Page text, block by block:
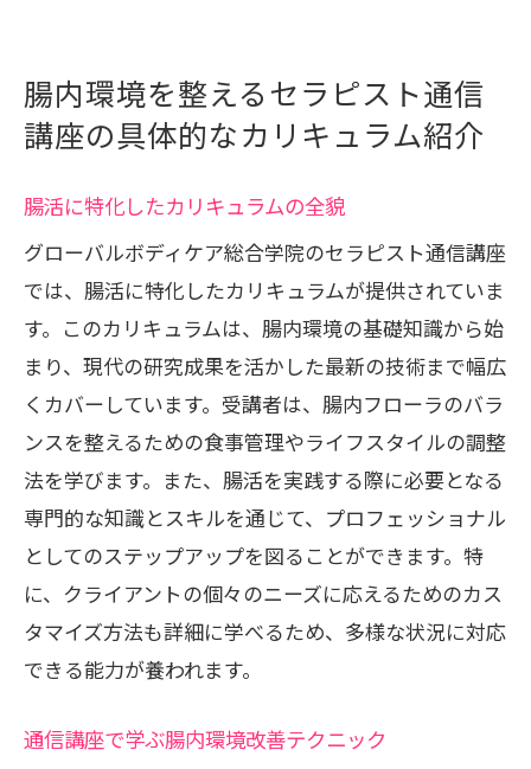
腸内環境を整えるセラピスト通信
講座の具体的なカリキュラム紹介
腸活に特化したカリキュラムの全貌
グローバルボディケア総合学院のセラピスト通信講座
では、腸活に特化したカリキュラムが提供されていま
す。このカリキュラムは、腸内環境の基礎知識から始
まり、現代の研究成果を活かした最新の技術まで幅広
くカバーしています。受講者は、腸内フローラのバラ
ンスを整えるための食事管理やライフスタイルの調整
法を学びます。また、腸活を実践する際に必要となる
専門的な知識とスキルを通じて、プロフェッショナル
としてのステップアップを図ることができます。特
に、クライアントの個々のニーズに応えるためのカス
タマイズ方法も詳細に学べるため、多様な状況に対応
できる能力が養われます。
通信講座で学ぶ腸内環境改善テクニック